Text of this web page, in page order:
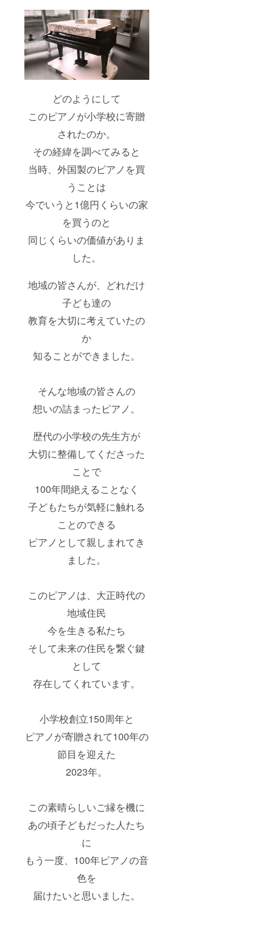
どのようにして
このピアノが小学校に寄贈
されたのか。
その経緯を調べてみると
当時、外国製のピアノを買
うことは
今でいうと1億円くらいの家
を買うのと
同じくらいの価値がありま
した。
地域の皆さんが、どれだけ
子ども達の
教育を大切に考えていたの
か
知ることができました。
そんな地域の皆さんの
想いの詰まったピアノ。
歴代の小学校の先生方が
大切に整備してくださった
ことで
100年間絶えることなく
子どもたちが気軽に触れる
ことのできる
ピアノとして親しまれてき
ました。
このピアノは、大正時代の
地域住民
今を生きる私たち
そして未来の住民を繋ぐ鍵
として
存在してくれています。
小学校創立150周年と
ピアノが寄贈されて100年の
節目を迎えた
2023年。
この素晴らしいご縁を機に
あの頃子どもだった人たち
に
もう一度、100年ピアノの音
色を
届けたいと思いました。